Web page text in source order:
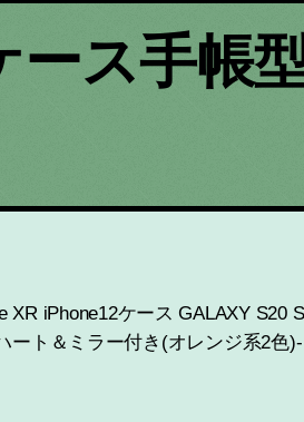
ース手帳
iPhone12ケース GALAXY S20
ート＆ミラー付き(オレンジ系2色)-